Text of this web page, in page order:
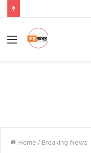
Menu
Home / Breaking News